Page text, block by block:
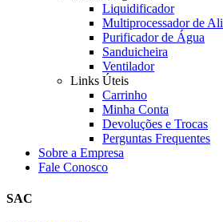
Liquidificador
Multiprocessador de
Purificador de Água
Sanduicheira
Ventilador
Links Úteis
Carrinho
Minha Conta
Devoluções e Trocas
Perguntas Frequentes
Sobre a Empresa
Fale Conosco
SAC